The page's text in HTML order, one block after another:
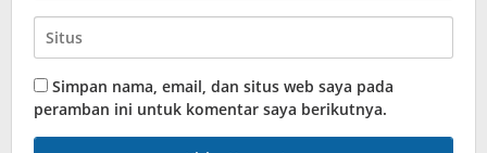
Simpan nama, email, dan situs web saya pada
peramban ini untuk komentar saya berikutnya.